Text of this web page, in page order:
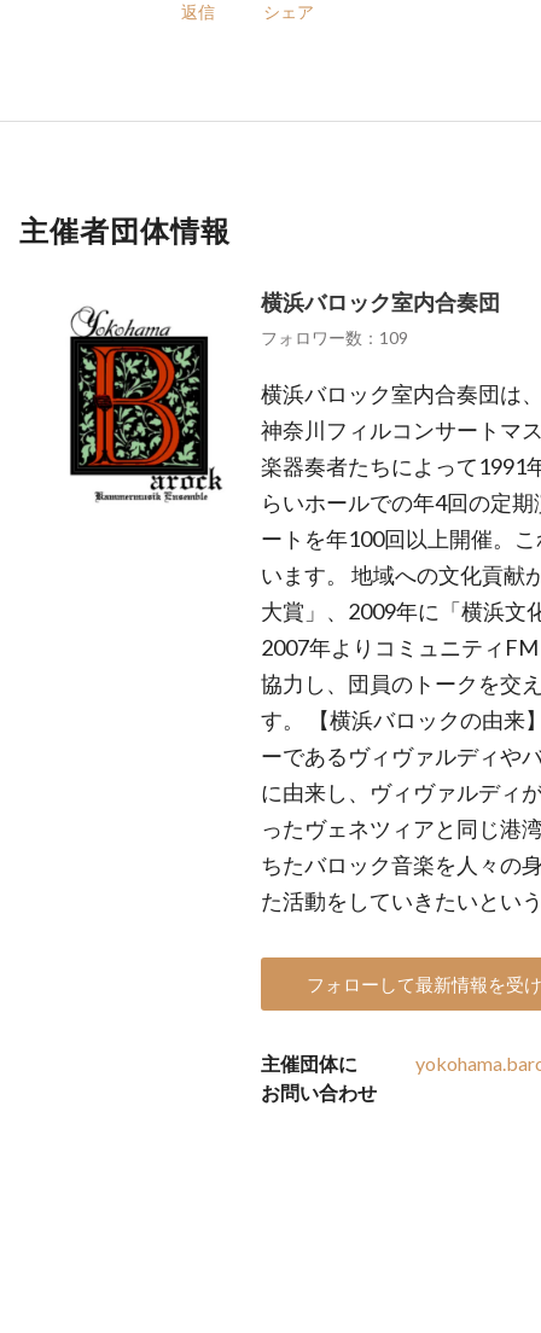
返信 シェア
主催者団体情報
横浜バロック室内合奏団
フォロワー数：109
横浜バロック室内合奏団は
神奈川フィルコンサートマ
楽器奏者たちによって1991
らいホールでの年4回の定
ートを年100回以上開催。
います。 地域への文化貢献
大賞」、2009年に「横浜文
2007年よりコミュニティ
協力し、団員のトークを交
す。 【横浜バロックの由来
ーであるヴィヴァルディや
に由来し、ヴィヴァルディ
ったヴェネツィアと同じ港
ちたバロック音楽を人々の
た活動をしていきたいとい
フォローして最新情報を受
主催団体に
お問い合わせ